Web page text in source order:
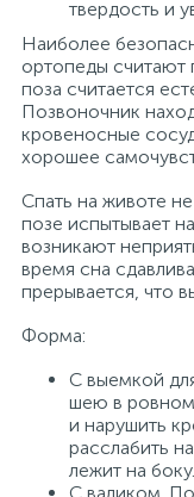
твердость и
Наиболее
ортопеды
поза считается
Позвоночник
кровеносные
хорошее
Спать на животе
позе испытывает
возникают
время сна
прерывается, что
Форма:
С выемкой
шею в ровном
и нарушить
расслабить
лежит на боку.